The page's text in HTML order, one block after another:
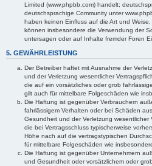
Limited (www.phpbb.com) handelt;
deutschsprachige Community unter
haben keinen Einfluss auf die Art und
können insbesondere die Verwendung der
untersagen oder auf Inhalte fremder Foren
5. GEWÄHRLEISTUNG
Der Betreiber haftet mit Ausnahme der
und der Verletzung wesentlicher
die auf ein vorsätzliches oder grob
gilt auch für mittelbare Folgeschäden wie
Die Haftung ist gegenüber Verbrauchern
fahrlässigem Verhalten oder bei Schäden
Gesundheit und der Verletzung
die bei Vertragsschluss typischerweise
Höhe nach auf die vertragstypischen
für mittelbare Folgeschäden wie
Die Haftung ist gegenüber Unternehmern
und Gesundheit oder vorsätzlichem oder